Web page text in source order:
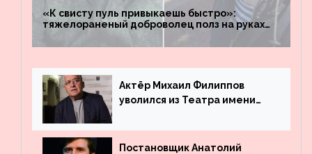
«К свисту пуль привыкаешь быстро»:
тяжелораненый доброволец полз на руках
четыре километра через заминированное
поле
Актёр Михаил Филиппов
уволился из Театра имени
Постановщик Анатолий